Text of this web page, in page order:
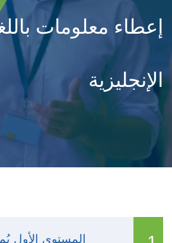
إعطاء معلومات
الإنجليزية
المستوى الأول